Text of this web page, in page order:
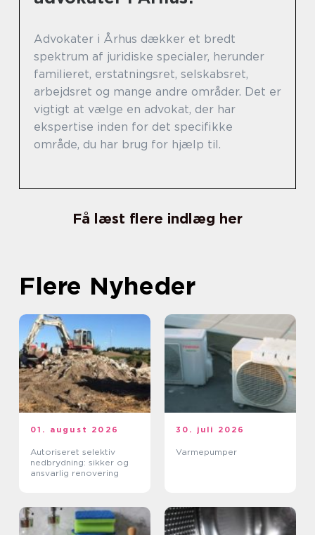
Advokater i Århus dækker et bredt
spektrum af juridiske specialer, herunder
familieret, erstatningsret, selskabsret,
arbejdsret og mange andre områder. Det er
vigtigt at vælge en advokat, der har
ekspertise inden for det specifikke
område, du har brug for hjælp til.
Få læst flere indlæg her
Flere Nyheder
01. august 2026
Autoriseret selektiv
nedbrydning: sikker og
ansvarlig renovering
30. juli 2026
Varmepumper